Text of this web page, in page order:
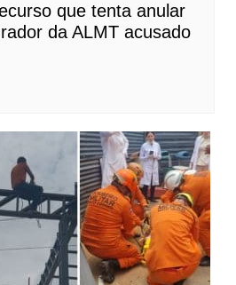
que tenta anular
da ALMT acusado